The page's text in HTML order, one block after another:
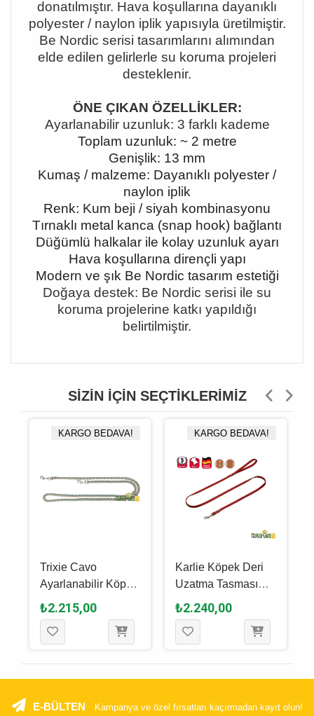
donatılmıştır. Hava koşullarına dayanıklı
polyester / naylon iplik yapısıyla üretilmiştir.
Be Nordic serisi tasarımlarını alımından
elde edilen gelirlerle su koruma projeleri
desteklenir.
ÖNE ÇIKAN ÖZELLİKLER:
Ayarlanabilir uzunluk: 3 farklı kademe
Toplam uzunluk: ~ 2 metre
Genişlik: 13 mm
Kumaş / malzeme: Dayanıklı polyester /
naylon iplik
Renk: Kum beji / siyah kombinasyonu
Tırnaklı metal kanca (snap hook) bağlantı
Düğümlü halkalar ile kolay uzunluk ayarı
Hava koşullarına dirençli yapı
Modern ve şık Be Nordic tasarım estetiği
Doğaya destek: Be Nordic serisi ile su
koruma projelerine katkı yapıldığı
belirtilmiştir.
SIZIN İÇIN SEÇTIKLERIMIZ
KARGO BEDAVA!
Trixie Cavo
Ayarlanabilir Köpek
Gezdirme Kayışı L -
XL, Kum Beji -
Adaçayı Yeşili, 2 M
₺2.215,00
KARGO BEDAVA!
Karlie Köpek Deri
Uzatma Tasması
Kırmızı 100 Cm 20
Mm
₺2.240,00
E-BÜLTEN Kampanya ve özel fırsatları kaçırmadan kayıt olun!